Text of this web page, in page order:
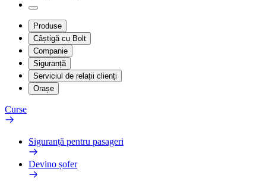
Produse
Câștigă cu Bolt
Companie
Siguranță
Serviciul de relații clienți
Orașe
Curse
Siguranță pentru pasageri
Devino șofer